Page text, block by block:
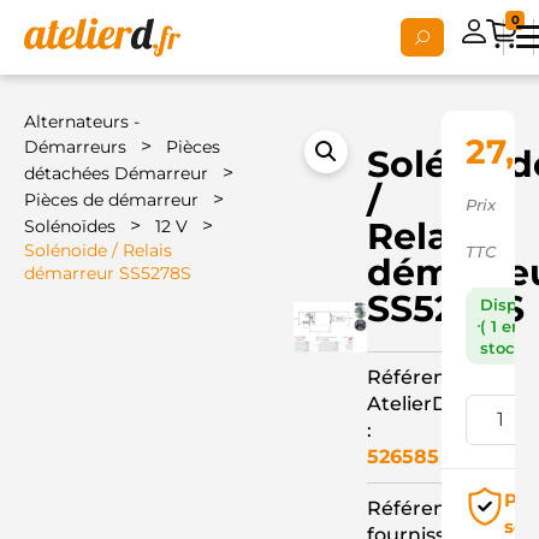
0
Alternateurs -
Démarreurs
>
Pièces
détachées Démarreur
>
Pièces de démarreur >
Solénoïdes > 12 V >
Solénoide / Relais
démarreur SS5278S
/
Relais
SS5278S
Référence
AtelierD
:
526585
Référence
Prix
TTC
( 1 en
stock )